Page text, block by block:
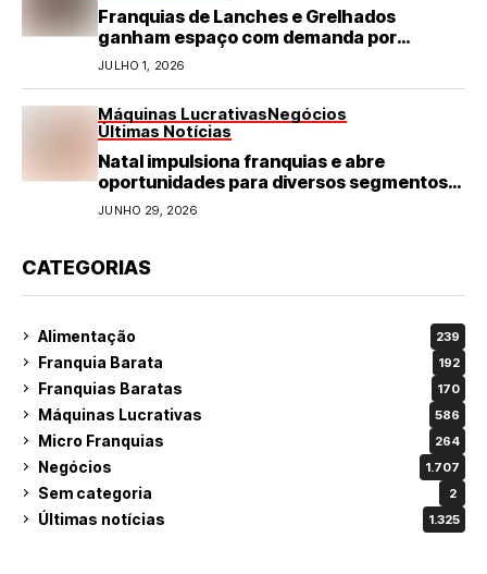
Franquias de Lanches e Grelhados
ganham espaço com demanda por
refeições rápidas e de qualidade
JULHO 1, 2026
Máquinas LucrativasNegócios
Últimas Notícias
Natal impulsiona franquias e abre
oportunidades para diversos segmentos
do varejo
JUNHO 29, 2026
CATEGORIAS
Alimentação 239
Franquia Barata 192
Franquias Baratas 170
Máquinas Lucrativas 586
Micro Franquias 264
Negócios 1.707
Sem categoria 2
Últimas notícias 1.325